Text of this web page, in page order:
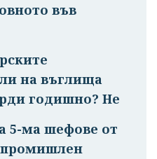
във
на въглища
годишно? Не
5-ма шефове от
промишлен